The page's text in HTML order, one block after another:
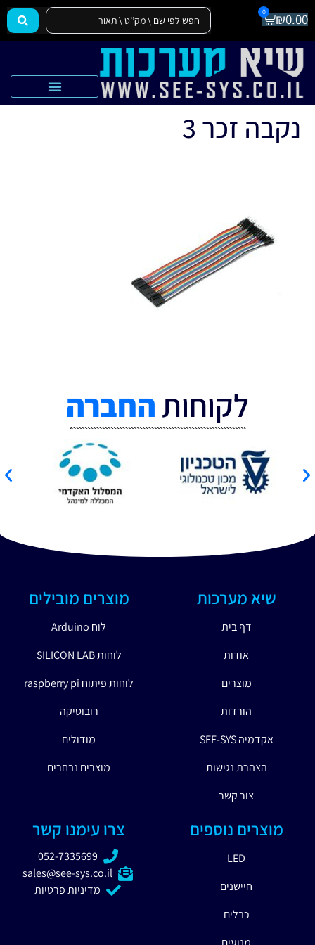
₪0.00
0
נקבה זכר 3
לקוחותהחברה
שיא מערכות
דף בית
אודות
מוצרים
הורדות
אקדמיה SEE-SYS
הצהרת נגישות
צור קשר
מוצרים מובילים
לוח Arduino
לוחות SILICON LAB
לוחות פיתוח raspberry pi
רובוטיקה
מודולים
מוצרים נבחרים
מוצרים נוספים
LED
חיישנים
כבלים
צרו עימנו קשר
052-7335699
sales@see-sys.co.il
מדיניות פרטיות